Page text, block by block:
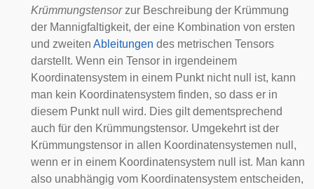
Krümmungstensorzur Beschreibung der Krümmung
der Mannigfaltigkeit, der eine Kombination von ersten
und zweiten Ableitungen des metrischen Tensors
darstellt. Wenn ein Tensor in irgendeinem
Koordinatensystem in einem Punkt nicht null ist, kann
man kein Koordinatensystem finden, so dass er in
diesem Punkt null wird. Dies gilt dementsprechend
auch für den Krümmungstensor. Umgekehrt ist der
Krümmungstensor in allen Koordinatensystemen null,
wenn er in einem Koordinatensystem null ist. Man kann
also unabhängig vom Koordinatensystem entscheiden,